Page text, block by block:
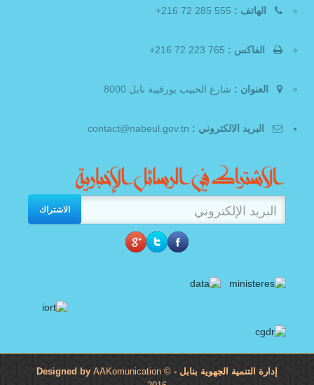
الهاتف :
الفاكس :
العنوان : شارع الحبيب بورقيبة نابل 8000
البريد الالكتروني :
الاشتراك
إدارة التنمية الجهوية بنابل - Designed by
AAKomunication ©